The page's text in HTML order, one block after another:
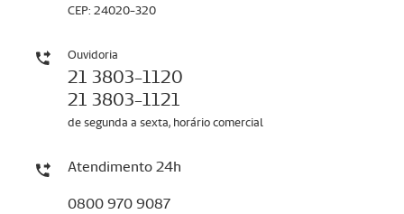
CEP: 24020-320
Ouvidoria
21 3803-1120
21 3803-1121
de segunda a sexta, horário comercial
Atendimento 24h
0800 970 9087